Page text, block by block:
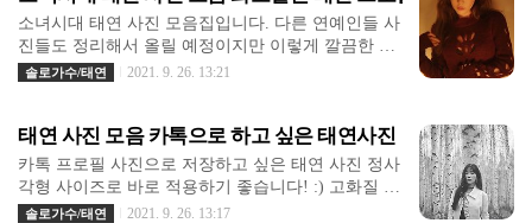
구 사진이었습니다. :-)
소녀시대 태연 사진 모음집입니다. 다른 연예인들 사
진들도 정리해서 올릴 예정이지만 이렇게 깔끔한 정
사각형 사이즈로 이렇게 많은 사진을 올리는 것은 태
사이즈의 사진이 보기도 좋고 저장하기도 편합니다.
:) 사진은 쉽게 받으시면 되는데, 뭐 어쨌든 잘 받아
보세요! 스압 주의입니다. 태연 사진 검수 완료 이상
한 사진이나 잘못 잘려진 사진들은 모두 삭제완료 +
솔로가수/태연 2021. 9. 26. 13:21
태연 사진 모음 카톡으로 하고 싶은 태연사진
카톡 프로필 사진으로 저장하고 싶은 태연 사진 정사
각형 사이즈로 바로 적용하기 좋습니다! :) 고화질 이
미지만 골라냈기 때문에 태연 고화질 사진 찾으시는
솔로가수/태연 2021. 9. 26. 13:17